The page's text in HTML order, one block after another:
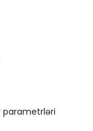
parametrləri